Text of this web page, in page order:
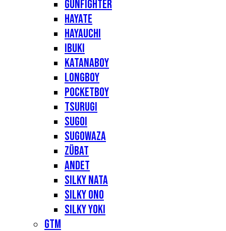
Gunfighter
Hayate
Hayauchi
Ibuki
Katanaboy
Longboy
Pocketboy
Tsurugi
Sugoi
Sugowaza
Zübat
Andet
Silky Nata
Silky Ono
Silky Yoki
GTM